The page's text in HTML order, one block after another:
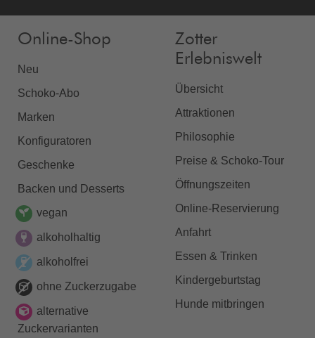
Online-Shop
Neu
Schoko-Abo
Marken
Konfiguratoren
Geschenke
Backen und Desserts
vegan
alkoholhaltig
alkoholfrei
ohne Zuckerzugabe
alternative
Zuckervarianten
Zotter
Erlebniswelt
Übersicht
Attraktionen
Philosophie
Preise & Schoko-Tour
Öffnungszeiten
Online-Reservierung
Anfahrt
Essen & Trinken
Kindergeburtstag
Hunde mitbringen